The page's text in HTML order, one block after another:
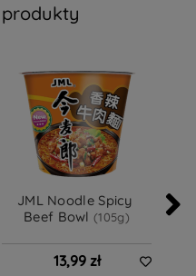
JML Noodle Spicy
Beef Bowl (105g)
13,99 zł